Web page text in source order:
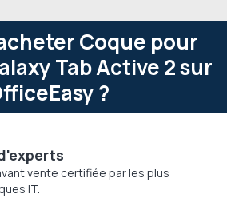
Coque pour
Tab Active 2 sur
?
vente certifiée par les plus
IT.